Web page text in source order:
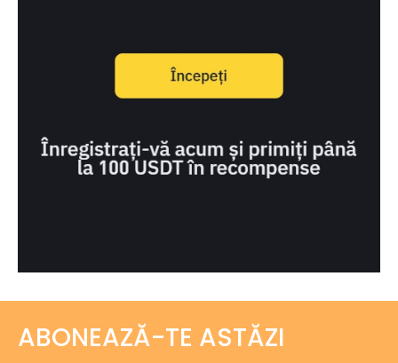
ABONEAZĂ-TE ASTĂZI